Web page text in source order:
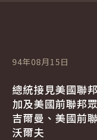
94年08月15日
總統接見美國聯
加及美國前聯邦
吉爾曼、美國前
沃爾夫